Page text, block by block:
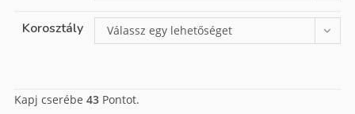
Korosztály Válassz egy lehetőséget
Kapj cserébe 43Pontot.